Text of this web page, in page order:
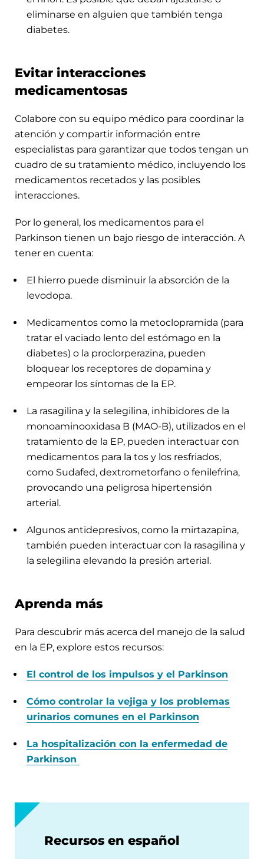
eliminarse en alguien que también tenga
diabetes.
Evitar interacciones
medicamentosas
Colabore con su equipo médico para coordinar la
atención y compartir información entre
especialistas para garantizar que todos tengan un
cuadro de su tratamiento médico, incluyendo los
medicamentos recetados y las posibles
interacciones.
Por lo general, los medicamentos para el
Parkinson tienen un bajo riesgo de interacción. A
tener en cuenta:
El hierro puede disminuir la absorción de la
levodopa.
Medicamentos como la metoclopramida (para
tratar el vaciado lento del estómago en la
diabetes) o la proclorperazina, pueden
bloquear los receptores de dopamina y
empeorar los síntomas de la EP.
La rasagilina y la selegilina, inhibidores de la
monoaminooxidasa B (MAO-B), utilizados en el
tratamiento de la EP, pueden interactuar con
medicamentos para la tos y los resfriados,
como Sudafed, dextrometorfano o fenilefrina,
provocando una peligrosa hipertensión
arterial.
Algunos antidepresivos, como la mirtazapina,
también pueden interactuar con la rasagilina y
la selegilina elevando la presión arterial.
Aprenda más
Para descubrir más acerca del manejo de la salud
en la EP, explore estos recursos:
El control de los impulsos y el Parkinson
Cómo controlar la vejiga y los problemas
urinarios comunes en el Parkinson
La hospitalización con la enfermedad de
Parkinson
Recursos en español